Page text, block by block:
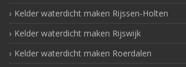
Kelder waterdicht maken Rijssen-Holten
Kelder waterdicht maken Rijswijk
Kelder waterdicht maken Roerdalen